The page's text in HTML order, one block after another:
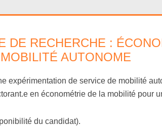
DE RECHERCHE :
AUTONOME
expérimentation de service de mobilité
en économétrie de la mobilité pour
du candidat).